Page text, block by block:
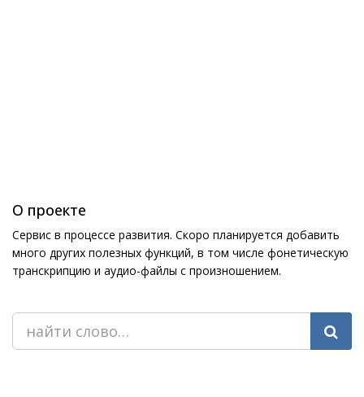
О проекте
Сервис в процессе развития. Скоро планируется добавить
много других полезных функций, в том числе фонетическую
транскрипцию и аудио-файлы с произношением.